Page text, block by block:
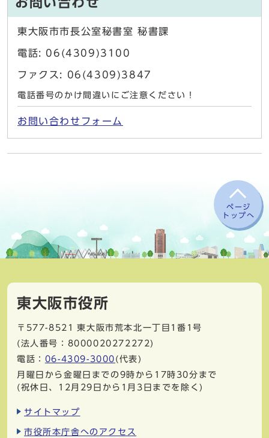
東大阪市市長公室秘書室 秘書課
電話: 06(4309)3100
ファクス: 06(4309)3847
電話番号のかけ間違いにご注意ください！
お問い合わせフォーム
ページ
トップへ
東大阪市役所
〒577-8521
東大阪市荒本北一丁目1番1号
(法人番号：8000020272272)
電話： 06-4309-3000 (代表)
月曜日から金曜日までの9時から17時30分まで
(祝休日、12月29日から1月3日までを除く)
サイトマップ
市役所本庁舎へのアクセス